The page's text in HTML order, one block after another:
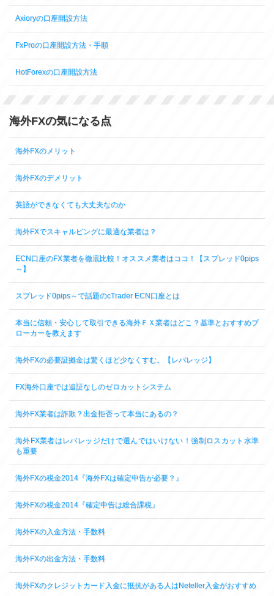
Axioryの口座開設方法
FxProの口座開設方法・手順
HotForexの口座開設方法
海外FXの気になる点
海外FXのメリット
海外FXのデメリット
英語ができなくても大丈夫なのか
海外FXでスキャルピングに最適な業者は？
ECN口座のFX業者を徹底比較！オススメ業者はココ！【スプレッド0pips
～】
スプレッド0pips～で話題のcTrader ECN口座とは
本当に信頼・安心して取引できる海外ＦＸ業者はどこ？基準とおすすめブ
ローカーを教えます
海外FXの必要証拠金は驚くほど少なくすむ。【レバレッジ】
FX海外口座では追証なしのゼロカットシステム
海外FX業者は詐欺？出金拒否って本当にあるの？
海外FX業者はレバレッジだけで選んではいけない！強制ロスカット水準
も重要
海外FXの税金2014『海外FXは確定申告が必要？』
海外FXの税金2014『確定申告は総合課税』
海外FXの入金方法・手数料
海外FXの出金方法・手数料
海外FXのクレジットカード入金に抵抗がある人はNeteller入金がおすすめ